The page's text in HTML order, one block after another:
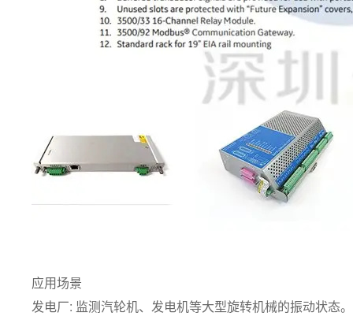
应用场景
发电厂: 监测汽轮机、发电机等大型旋转机械的振动状态。